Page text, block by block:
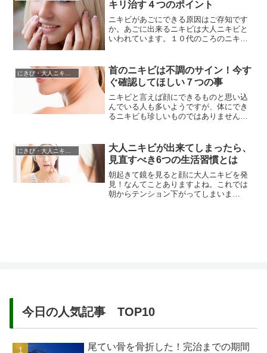
ンの影響を受けやすいことが要...
キリ治す４つのポイント
ニキビがあごにできる原因はご存知です
か。あごに出来るニキビは大人ニキビと
いわれています。１０代のころのニキビ
ごやフェイスラインのＵゾーンにニキビ
が出来やすくなるからです。大人になり
ニキビがあごなどのＵゾーンにできやす
くなるのには、実は１０代のころの...
にきび・大人ニキビの治し方
首のニキビは不調のサイン！今す
ぐ確認してほしい７つの事
ニキビと言えば顔にできるものと思い込
んでいる人も多いようですが、体にでき
るニキビも珍しいものではありません。
首周辺は顔に比べて皮脂線が少なく、毛
穴が開きにくいのですが、ニキビの初期
症状である白ニキビや黒ニキビでも治り
が遅く、赤ニキビや膿ニキビに悪化...
にきび・大人ニキビの治し方
大人ニキビが出来てしまったら、
見直すべき6つの生活習慣とは
朝起きて鏡を見ると顔に大人ニキビを発
見！なんてことありますよね。これでは
朝からテンション下がってしまいま
今日の人気記事 TOP10
尾てい骨を骨折した！完治までの期間